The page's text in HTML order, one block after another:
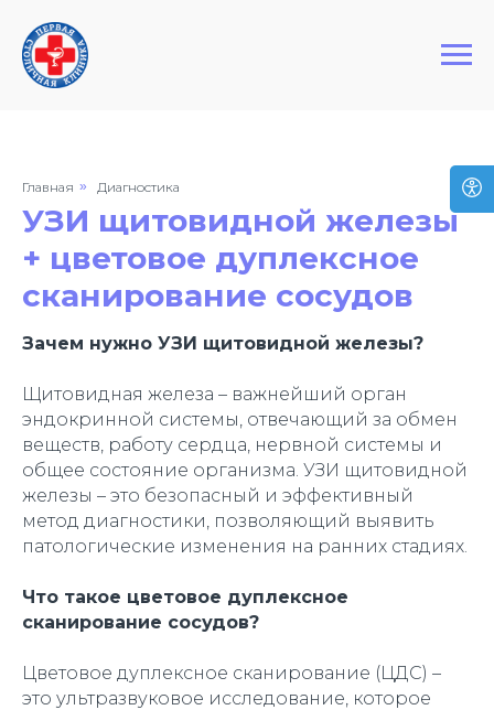
Первая Столичная Клиника
Главная » Диагностика
УЗИ щитовидной железы
+ цветовое дуплексное
сканирование сосудов
Зачем нужно УЗИ щитовидной железы?
Щитовидная железа – важнейший орган
эндокринной системы, отвечающий за обмен
веществ, работу сердца, нервной системы и
общее состояние организма. УЗИ щитовидной
железы – это безопасный и эффективный
метод диагностики, позволяющий выявить
патологические изменения на ранних стадиях.
Что такое цветовое дуплексное
сканирование сосудов?
Цветовое дуплексное сканирование (ЦДС) –
это ультразвуковое исследование, которое